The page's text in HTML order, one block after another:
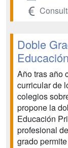
Doble
Año tras año
curricular de
colegios
propone la
Educación
profesional
grado